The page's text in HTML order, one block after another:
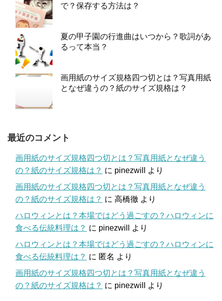
で？保存する方法は？
夏の甲子園の行進曲はいつから？歌詞があ
るって本当？
画用紙のサイズ規格四つ切とは？写真用紙
となぜ違うの？紙のサイズ規格は？
最近のコメント
画用紙のサイズ規格四つ切とは？写真用紙となぜ違う
の？紙のサイズ規格は？ に pinezwill
より
画用紙のサイズ規格四つ切とは？写真用紙となぜ違う
の？紙のサイズ規格は？ に 高橋徹 より
ハロウィンとは？本場ではどう過ごすの？ハロウィンに
食べる伝統料理は？ に pinezwill
より
ハロウィンとは？本場ではどう過ごすの？ハロウィンに
食べる伝統料理は？ に 匿名 より
画用紙のサイズ規格四つ切とは？写真用紙となぜ違う
の？紙のサイズ規格は？ に pinezwill より